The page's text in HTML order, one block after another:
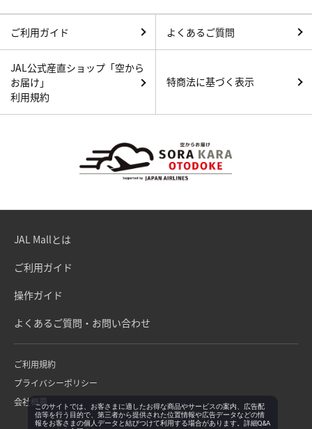
ご利用ガイド よくあるご質問
JAL公式産直ショップ「空から
お届け」
利用規約
特商法に基づく表示
JAL Mallとは
ご利用ガイド
操作ガイド
よくあるご質問・お問い合わせ
ご利用規約
プライバシーポリシー
会社概要このサイトでは、お客さまに適したお得な商品やサービスの案内、広告配
信等を行う目的で、第三者から提供された位置情報や広告データなどの情
報をお客さまの個人データと結びつけて利用する場合があります。詳細Q&A